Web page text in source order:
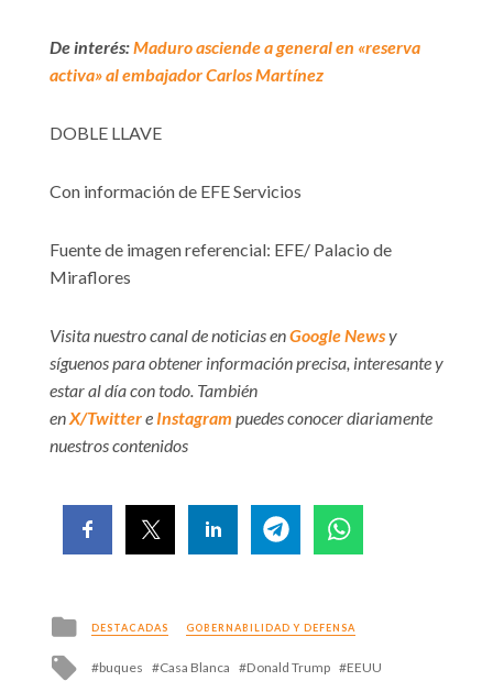
De interés:Maduro asciende a general en «reserva
activa» al embajador Carlos Martínez
DOBLE LLAVE
Con información de EFE Servicios
Fuente de imagen referencial: EFE/ Palacio de
Miraflores
Visita nuestro canal de noticias enGoogle Newsy
síguenos para obtener información precisa, interesante y
estar al día con todo. También
en X/Twittere Instagram puedes conocer diariamente
nuestros contenidos
Posted
in
DESTACADAS GOBERNABILIDAD Y DEFENSA
Tagged
buques Casa Blanca Donald Trump EEUU